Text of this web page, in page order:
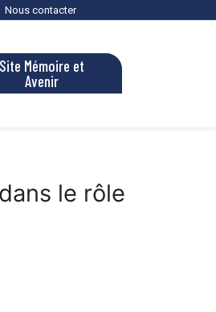
Nous contacter
Site Mémoire et
Avenir
le rôle